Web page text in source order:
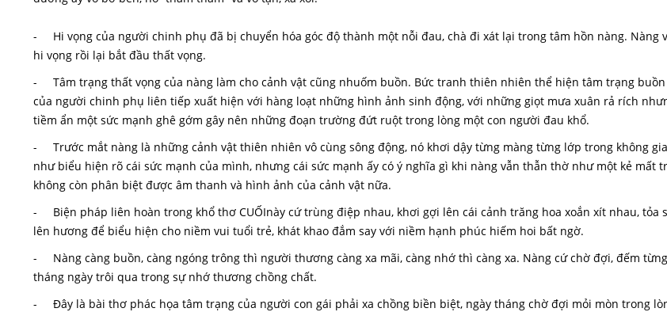
- Hi vọng của người chinh phụ đã bị chuyển hóa góc độ thành một nỗi đau, chà đi xát lại trong tâm hồn nàng. Nàng
hi vọng rồi lại bắt đầu thất vọng.
- Tâm trạng thất vọng của nàng làm cho cảnh vật cũng nhuốm buồn. Bức tranh thiên nhiên thể hiện tâm trạng buồn
của người chinh phụ liên tiếp xuất hiện với hàng loạt những hình ảnh sinh động, với những giọt mưa xuân rả rích
tiềm ẩn một sức mạnh ghê gớm gây nên những đoạn trường đứt ruột trong lòng một con người đau khổ.
- Trước mắt nàng là những cảnh vật thiên nhiên vô cùng sông động, nó khơi dậy từng màng từng lớp trong không
như biểu hiện rõ cái sức mạnh của mình, nhưng cái sức mạnh ấy có ý nghĩa gì khi nàng vẫn thẫn thờ như một kẻ mất
không còn phân biệt được âm thanh và hình ảnh của cảnh vật nữa.
- Biện pháp liên hoàn trong khổ thơ CUỐInày cứ trùng điệp nhau, khơi gợi lên cái cảnh trăng hoa xoắn xít nhau, tỏa
lên hương để biểu hiện cho niềm vui tuổi trẻ, khát khao đắm say với niềm hạnh phúc hiếm hoi bất ngờ.
- Nàng càng buồn, càng ngóng trông thì người thương càng xa mãi, càng nhớ thì càng xa. Nàng cứ chờ đợi, đếm từng
tháng ngày trôi qua trong sự nhớ thương chồng chất.
- Đây là bài thơ phác họa tâm trạng của người con gái phải xa chồng biền biệt, ngày tháng chờ đợi mỏi mòn trong